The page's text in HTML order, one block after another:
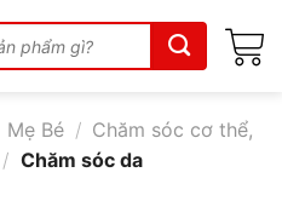
Mẹ Bé / Chăm sóc cơ thể,
/ Chăm sóc da